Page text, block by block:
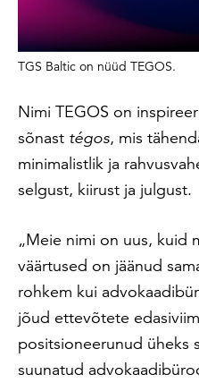
TGS Baltic on nüüd TEGOS.
Nimi TEGOS on
sõnast tégos, mis
minimalistlik ja
selgust, kiirust ja julgust.
„Meie nimi on uus, kuid
väärtused on jäänud
rohkem kui
jõud ettevõtete
positsioneerunud üheks
suunatud